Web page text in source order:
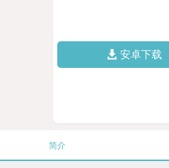
安卓下载
简介